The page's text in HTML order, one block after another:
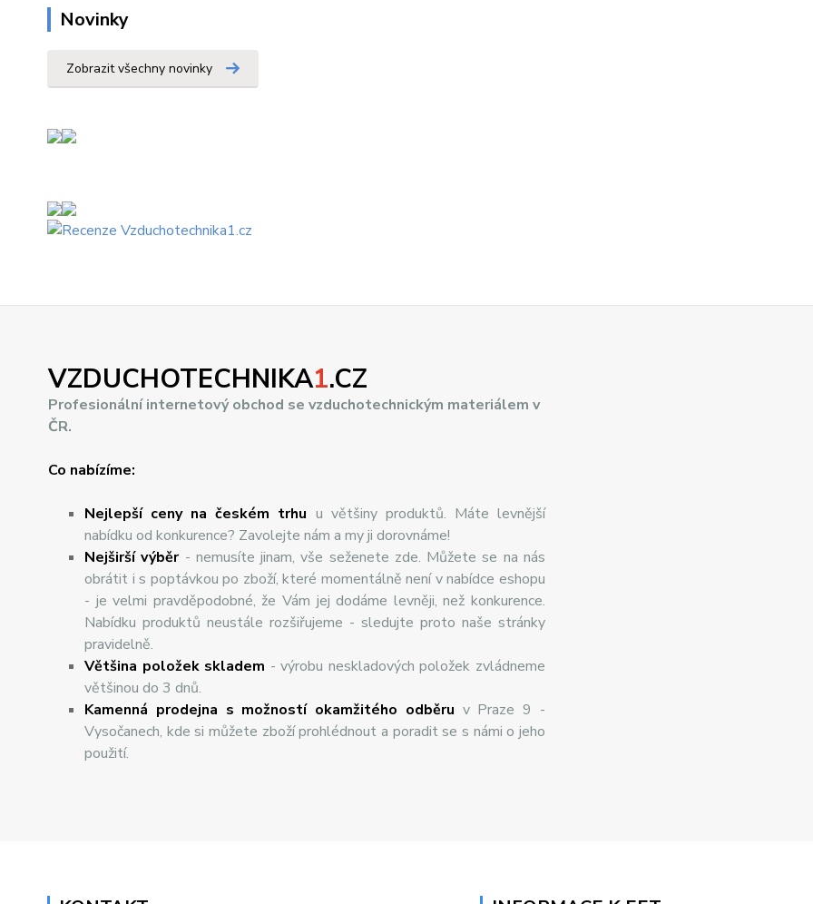
Novinky
Zobrazit všechny novinky
VZDUCHOTECHNIKA1.CZ
Profesionální internetový obchod se vzduchotechnickým materiálem v
ČR.
Co nabízíme:
Nejlepší ceny na českém trhu u většiny produktů. Máte levnější
nabídku od konkurence? Zavolejte nám a my ji dorovnáme!
Nejširšívýběr- nemusíte jinam, vše seženete zde. Můžete se na nás
obrátit i s poptávkou po zboží, které momentálně není v nabídce eshopu
- je velmi pravděpodobné, že Vám jej dodáme levněji, než konkurence.
Nabídku produktů neustále rozšiřujeme - sledujte proto naše stránky
pravidelně.
Většina položek skladem - výrobu neskladových položek zvládneme
většinou do 3 dnů.
Kamenná prodejna s možností okamžitého odběru v Praze 9 -
Vysočanech, kde si můžete zboží prohlédnout a poradit se s námi o jeho
použití.